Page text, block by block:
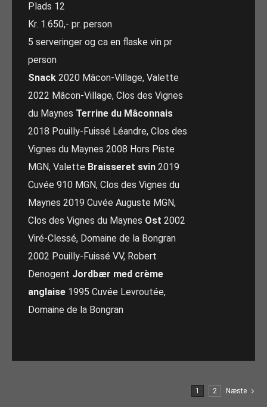
Plads 12
Kr. 1.650,- pr. person
5 serveringer og ca en flaske vin pr
person
Snack 2020 Mâcon-Village, Valette
2022 Mâcon-Village, Clos des Vignes
du Maynes Terrine du Mâconnais
2018 Pouilly-Fuissé Léandre, Clos des
Vignes du Maynes 2008 Hors Piste
MGN, Valette Braisseret svin 2019
Cuvée 910 MGN, Clos des Vignes du
Maynes 2019 Cuvée Auguste MGN,
Clos des Vignes du Maynes Ost 2002
Viré-Clessé, Domaine de la Bongran
2002 Pouilly-Fuissé VV, Robert
Denogent Jordbær med crème
anglaise 1995 Cuvée Levroutée,
Domaine de la Bongran
1 2 Næste